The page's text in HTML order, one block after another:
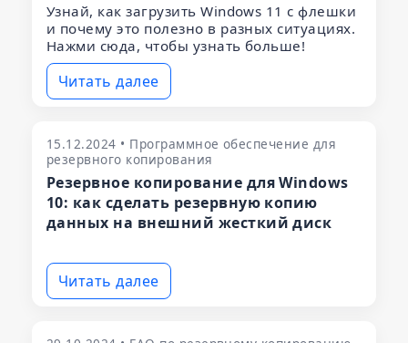
Узнай, как загрузить Windows 11 с флешки
и почему это полезно в разных ситуациях.
Нажми сюда, чтобы узнать больше!
Читать далее
15.12.2024 • Программное обеспечение для
резервного копирования
Резервное копирование для Windows
10: как сделать резервную копию
данных на внешний жесткий диск
Читать далее